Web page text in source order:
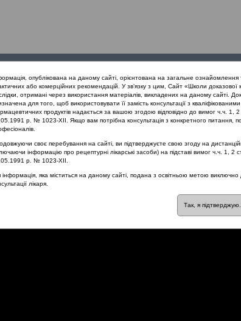
заходи
12 Хвороби органів дихання Клінічні рекомендації
по лікуванню
опублікована на даному сайті, орієнтована на загальне
або комерційних рекомендацій. У зв’язку з цим, Сайт «Школи доказової
отримані через використання матеріалів, викладених на даному сайті.
для того, щоб використовувати її замість консультації з
продуктів надається за вашою згодою відповідно до вимог ч.ч. 1,
р. № 1023-XII. Якщо вам потрібна консультація з конкретного питання,
своє перебування на сайті, ви підтверджуєте свою згоду на
інформацію про рецептурні лікарські засоби) на підставі вимог ч.ч. 1, 2
р. № 1023-XII.
інформація, яка міститься на даному сайті, подана з освітньою метою
лікаря.
Так, я підтверджую.